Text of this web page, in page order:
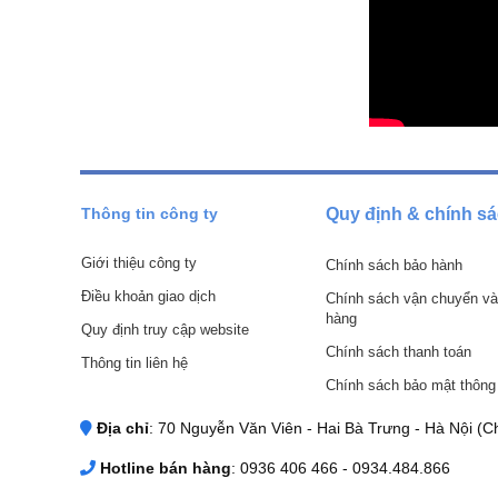
Thông tin công ty
Giới thiệu công ty
Điều khoản giao dịch
Quy định truy cập website
Thông tin liên hệ
Quy định & chính
Chính sách bảo hành
Chính sách vận chuyển
hàng
Chính sách thanh toán
Chính sách bảo mật
Địa chỉ: 70 Nguyễn Văn Viên - Hai Bà Trưng - Hà Nội
Hotline bán hàng: 0936 406 466 - 0934.484.866